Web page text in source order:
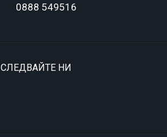
0888 549516
СЛЕДВАЙТЕ НИ